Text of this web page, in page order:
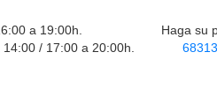
a 19:00h.
/ 17:00 a 20:00h.
Haga su